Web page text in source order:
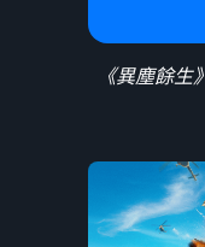
《異塵餘生》